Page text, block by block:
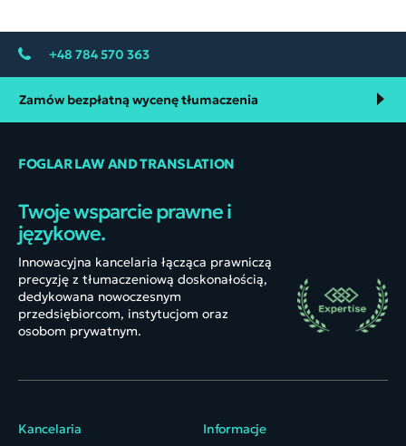
+48 784 570 363
Zamów bezpłatną wycenę tłumaczenia
FOGLAR LAW AND TRANSLATION
Twoje wsparcie prawne i
językowe.
Innowacyjna kancelaria łącząca prawniczą
precyzję z tłumaczeniową doskonałością,
dedykowana nowoczesnym
przedsiębiorcom, instytucjom oraz
osobom prywatnym.
Kancelaria Informacje